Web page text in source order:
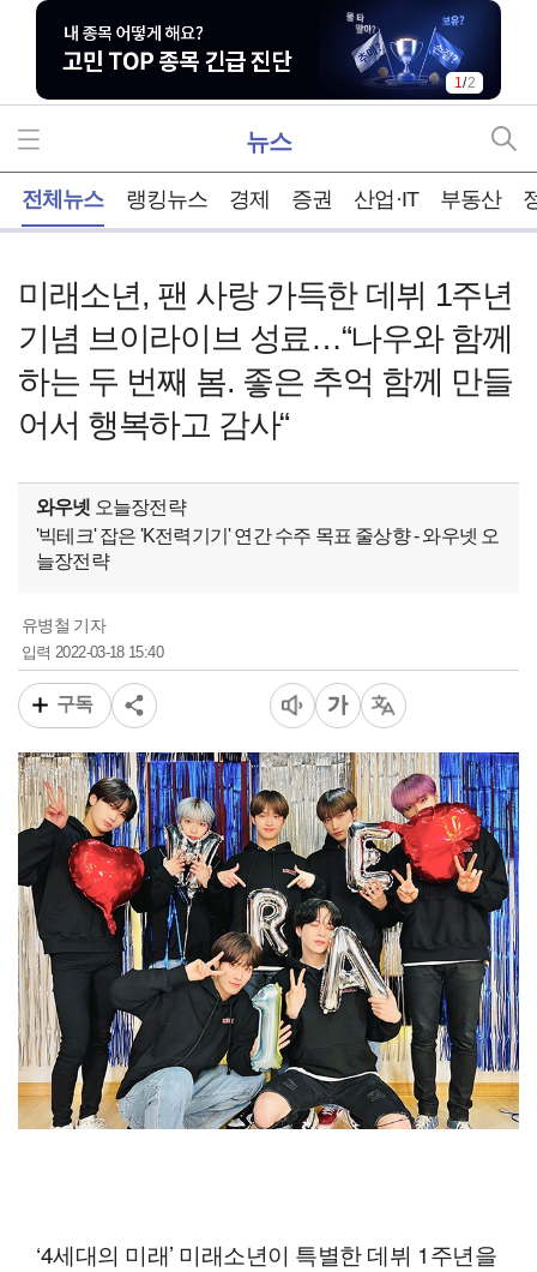
1/2
뉴스
전체뉴스 랭킹뉴스 경제 증권 산업·IT 부동산
미래소년, 팬 사랑 가득한 데뷔 1주년
기념 브이라이브 성료…“나우와 함께
하는 두 번째 봄. 좋은 추억 함께 만들
어서 행복하고 감사“
와우넷 오늘장전략
'빅테크' 잡은 'K전력기기' 연간 수주 목표 줄상향 - 와우넷 오
늘장전략
유병철 기자
입력 2022-03-18 15:40
구독
‘4세대의 미래’ 미래소년이 특별한 데뷔 1주년을